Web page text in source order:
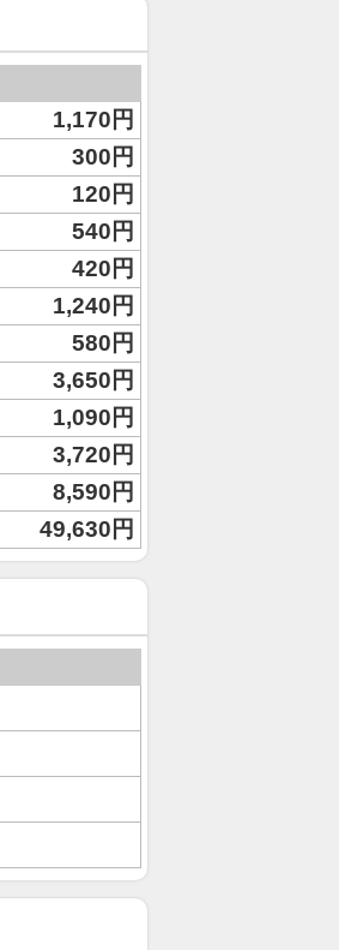
1,170円
300円
120円
540円
420円
1,240円
580円
3,650円
1,090円
3,720円
8,590円
49,630円